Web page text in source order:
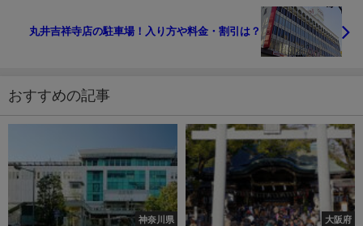
丸井吉祥寺店の駐車場！入り方や料金・割引は？
おすすめの記事
神奈川県 大阪府